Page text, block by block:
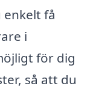
enkelt få
i
för dig
så att du